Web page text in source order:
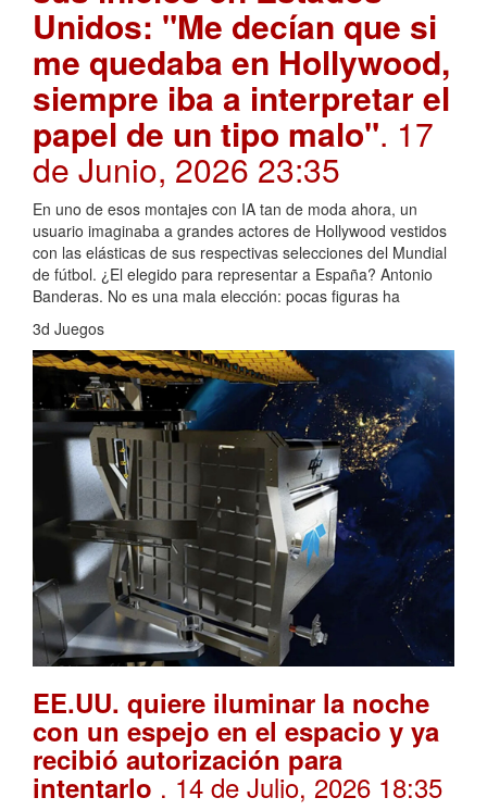
Unidos: "Me decían que si
me quedaba en Hollywood,
siempre iba a interpretar el
papel de un tipo malo". 17
de Junio, 2026 23:35
En uno de esos montajes con IA tan de moda ahora, un
usuario imaginaba a grandes actores de Hollywood vestidos
con las elásticas de sus respectivas selecciones del Mundial
de fútbol. ¿El elegido para representar a España? Antonio
Banderas. No es una mala elección: pocas figuras ha
3d Juegos
EE.UU. quiere iluminar la noche
con un espejo en el espacio y ya
recibió autorización para
intentarlo . 14 de Julio, 2026 18:35